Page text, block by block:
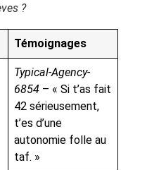
?
Témoignages
Typical-Agency-
6854 – « Si t’as fait
42 sérieusement,
t’es d’une
autonomie folle au
taf. »